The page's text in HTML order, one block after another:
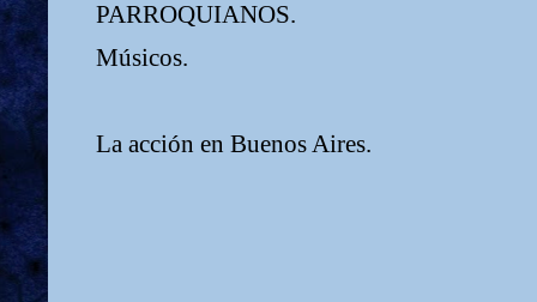
PARROQUIANOS.
Músicos.
La acción en Buenos Aires.